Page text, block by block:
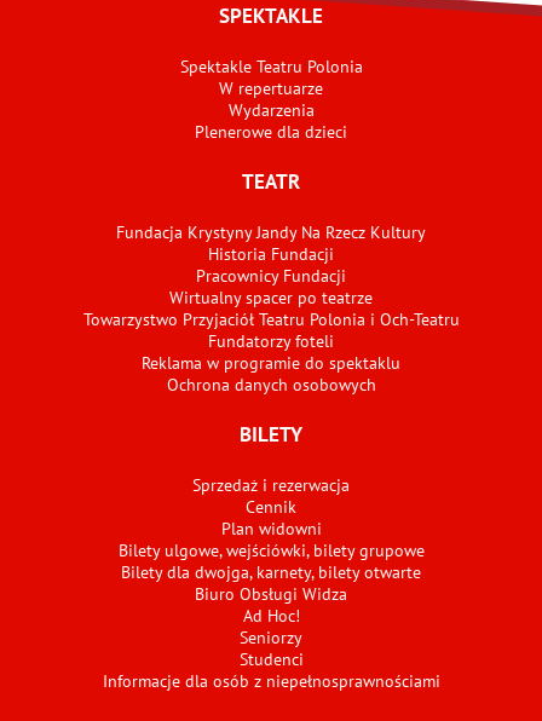
SPEKTAKLE
Spektakle Teatru Polonia
W repertuarze
Wydarzenia
Plenerowe dla dzieci
TEATR
Fundacja Krystyny Jandy Na Rzecz Kultury
Historia Fundacji
Pracownicy Fundacji
Wirtualny spacer po teatrze
Towarzystwo Przyjaciół Teatru Polonia i Och-Teatru
Fundatorzy foteli
Reklama w programie do spektaklu
Ochrona danych osobowych
BILETY
Sprzedaż i rezerwacja
Cennik
Plan widowni
Bilety ulgowe, wejściówki, bilety grupowe
Bilety dla dwojga, karnety, bilety otwarte
Biuro Obsługi Widza
Ad Hoc!
Seniorzy
Studenci
Informacje dla osób z niepełnosprawnościami